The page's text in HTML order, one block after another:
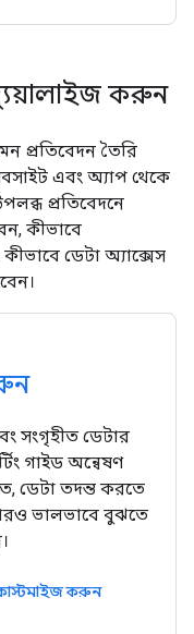
করুন
প্রতিবেদন তৈরি
এবং অ্যাপ থেকে
প্রতিবেদনে
কীভাবে
ডেটা অ্যাক্সেস
সংগৃহীত ডেটার
গাইড অন্বেষণ
ডেটা তদন্ত করতে
ভালভাবে বুঝতে
কাস্টমাইজ করুন